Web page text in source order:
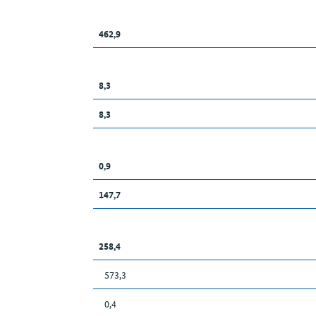
462,9
8,3
8,3
0,9
147,7
258,4
573,3
0,4